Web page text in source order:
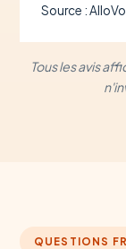
Source :
Tous les avis
QUESTIONS